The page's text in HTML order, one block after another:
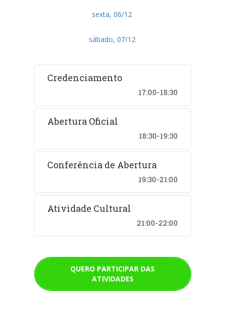
sexta, 06/12
sábado, 07/12
Credenciamento
17:00-18:30
Abertura Oficial
18:30-19:30
Conferência de Abertura
19:30-21:00
Atividade Cultural
21:00-22:00
QUERO PARTICIPAR DAS
ATIVIDADES